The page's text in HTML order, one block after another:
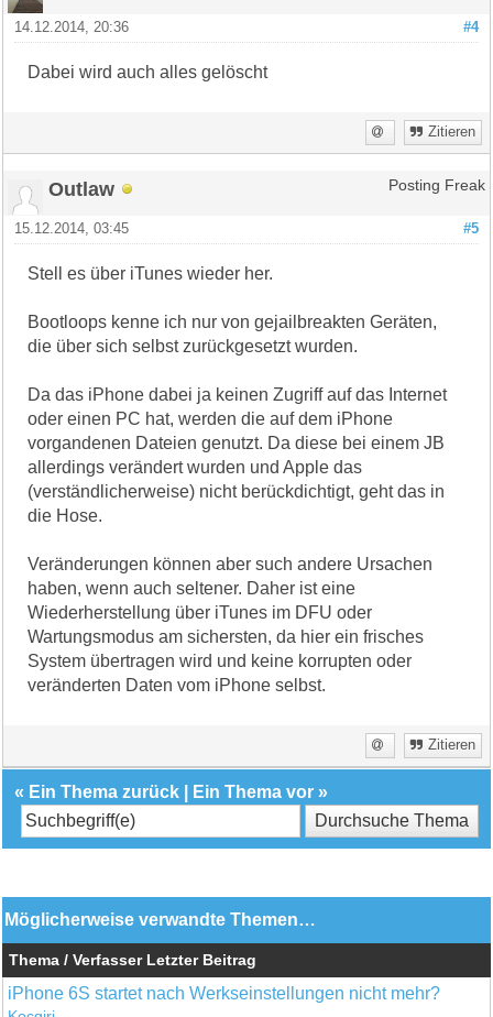
#4
14.12.2014, 20:36
Dabei wird auch alles gelöscht
Zitieren
Outlaw Posting Freak
#5
15.12.2014, 03:45
Stell es über iTunes wieder her.
Bootloops kenne ich nur von gejailbreakten Geräten,
die über sich selbst zurückgesetzt wurden.
Da das iPhone dabei ja keinen Zugriff auf das Internet
oder einen PC hat, werden die auf dem iPhone
vorgandenen Dateien genutzt. Da diese bei einem JB
allerdings verändert wurden und Apple das
(verständlicherweise) nicht berückdichtigt, geht das in
die Hose.
Veränderungen können aber such andere Ursachen
haben, wenn auch seltener. Daher ist eine
Wiederherstellung über iTunes im DFU oder
Wartungsmodus am sichersten, da hier ein frisches
System übertragen wird und keine korrupten oder
veränderten Daten vom iPhone selbst.
Zitieren
« Ein Thema zurück Ein Thema vor »
Möglicherweise verwandte Themen…
Thema / Verfasser Letzter Beitrag
iPhone 6S startet nach Werkseinstellungen nicht mehr?